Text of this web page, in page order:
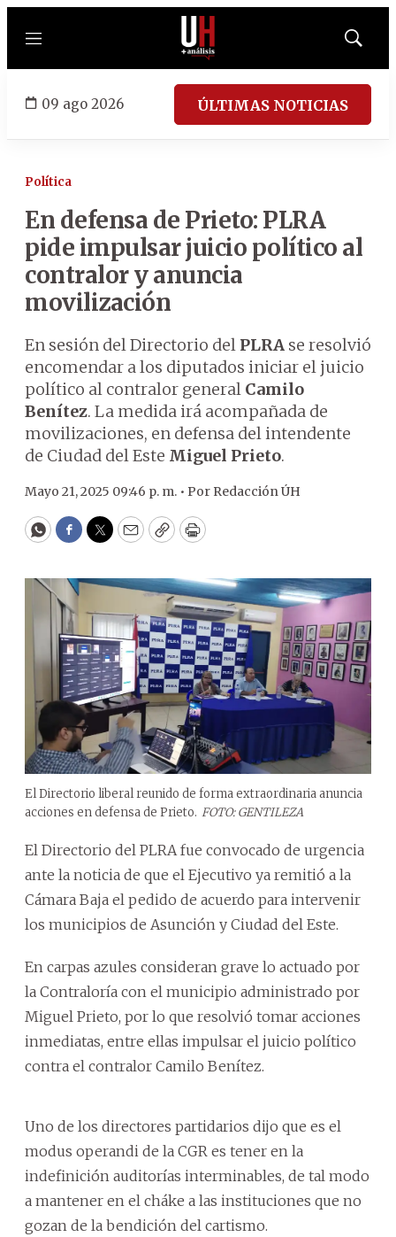
Menú
Mostrar
09 ago 2026 ÚLTIMAS NOTICIAS
Política
En defensa de Prieto: PLRA
pide impulsar juicio político al
contralor y anuncia
movilización
En sesión del Directorio del PLRA se resolvió
encomendar a los diputados iniciar el juicio
político al contralor general Camilo
Benítez. La medida irá acompañada de
movilizaciones, en defensa del intendente
de Ciudad del Este Miguel Prieto.
Mayo 21, 2025 09:46 p. m. • Por Redacción ÚH
WhatsApp
Facebook
Twitter
EmailCopyPrint
El Directorio liberal reunido de forma extraordinaria anuncia
acciones en defensa de Prieto. FOTO: GENTILEZA
El Directorio del PLRA fue convocado de urgencia
ante la noticia de que el Ejecutivo ya remitió a la
Cámara Baja el pedido de acuerdo para intervenir
los municipios de Asunción y Ciudad del Este.
En carpas azules consideran grave lo actuado por
la Contraloría con el municipio administrado por
Miguel Prieto, por lo que resolvió tomar acciones
inmediatas, entre ellas impulsar el juicio político
contra el contralor Camilo Benítez.
Uno de los directores partidarios dijo que es el
modus operandi de la CGR es tener en la
indefinición auditorías interminables, de tal modo
a mantener en el cháke a las instituciones que no
gozan de la bendición del cartismo.